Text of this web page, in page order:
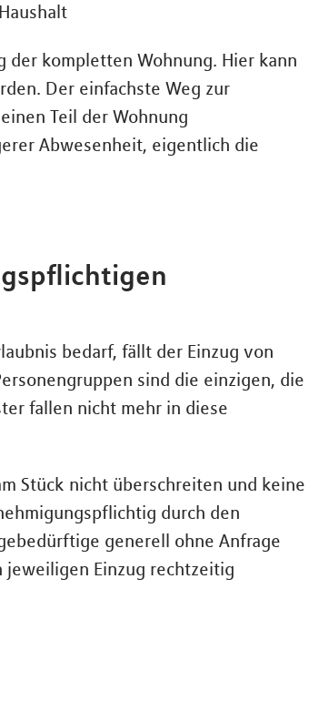
kompletten Wohnung. Hier kann
Der einfachste Weg zur
Teil der Wohnung
Abwesenheit, eigentlich die
bedarf, fällt der Einzug von
sind die einzigen, die
fallen nicht mehr in diese
Stück nicht überschreiten und keine
durch den
generell ohne Anfrage
Einzug rechtzeitig